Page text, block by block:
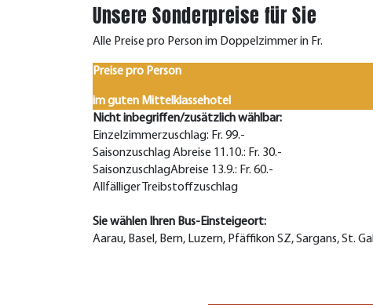
Unsere Sonderpreise für Sie
Alle Preise pro Person im Doppelzimmer in Fr.
Preise pro Person
im guten Mittelklassehotel
Nicht inbegriffen/zusätzlich wählbar:
Einzelzimmerzuschlag: Fr. 99.-
Saisonzuschlag Abreise 11.10.: Fr. 30.-
SaisonzuschlagAbreise 13.9.: Fr. 60.-
Allfälliger Treibstoffzuschlag
Sie wählen Ihren Bus-Einsteigeort:
Aarau, Basel, Bern, Luzern, Pfäffikon SZ, Sargans, St.